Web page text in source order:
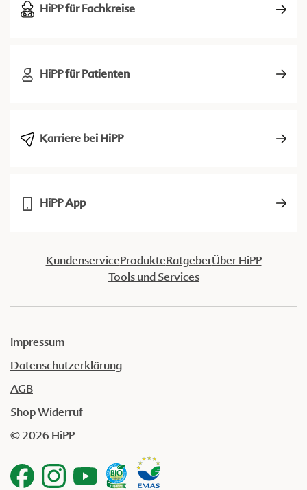
HiPP für Fachkreise
HiPP für Patienten
Karriere bei HiPP
HiPP App
KundenserviceProdukteRatgeberÜber HiPP
Tools und Services
Impressum
Datenschutzerklärung
AGB
Shop Widerruf
© 2026 HiPP